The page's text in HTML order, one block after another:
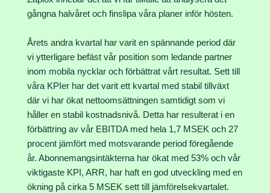
gångna halvåret och finslipa våra planer inför hösten.
Årets andra kvartal har varit en spännande period där
vi ytterligare befäst vår position som ledande partner
inom mobila nycklar och förbättrat vårt resultat. Sett till
våra KPIer har det varit ett kvartal med stabil tillväxt
där vi har ökat nettoomsättningen samtidigt som vi
håller en stabil kostnadsnivå. Detta har resulterat i en
förbättring av vår EBITDA med hela 1,7 MSEK och 27
procent jämfört med motsvarande period föregående
år. Abonnemangsintäkterna har ökat med 53% och vår
viktigaste KPI, ARR, har haft en god utveckling med en
ökning på cirka 5 MSEK sett till jämförelsekvartalet.